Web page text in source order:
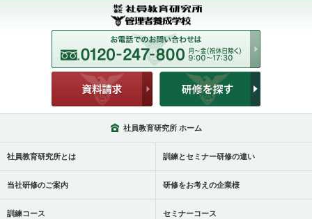
社員教育研究所 ホーム
社員教育研究所とは 訓練とセミナー研修の違い
当社研修のご案内 研修をお考えの企業様
訓練コース セミナーコース